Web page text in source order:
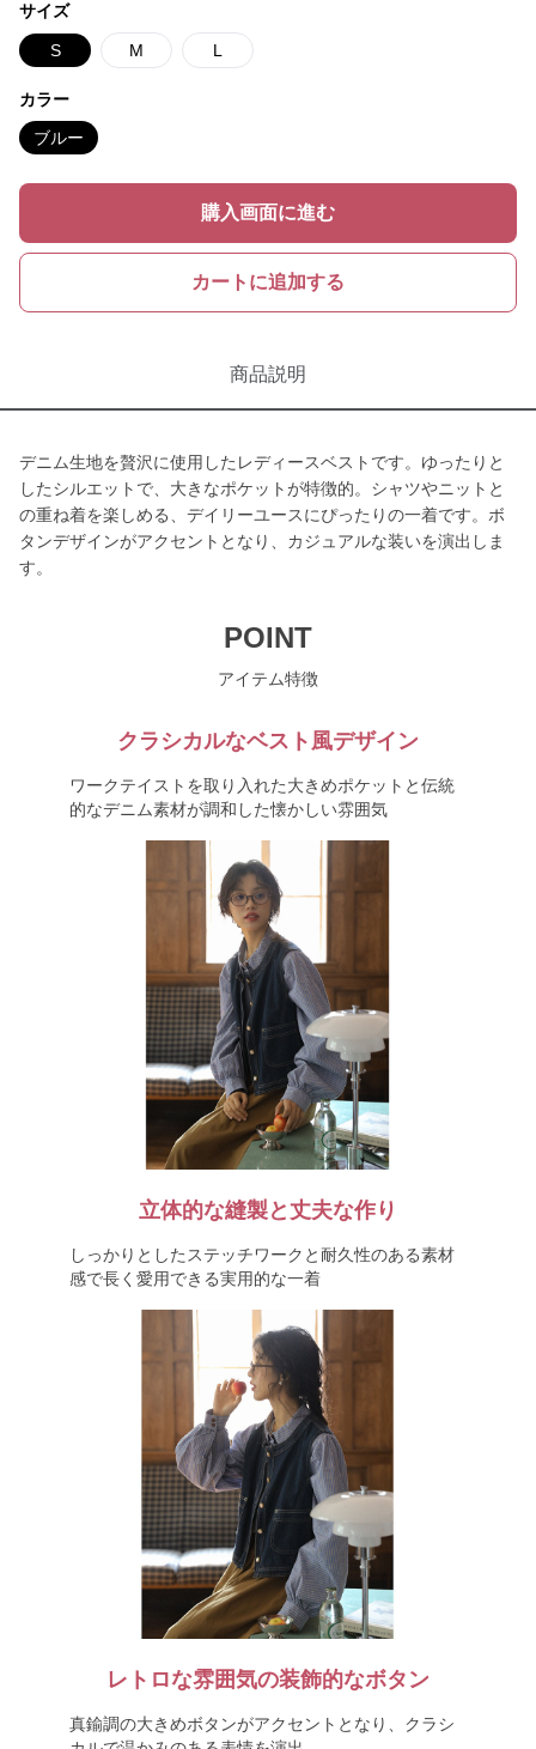
サイズ
S M L
カラー
ブルー
購入画面に進む
カートに追加する
商品説明
デニム生地を贅沢に使用したレディースベストです。ゆったりと
したシルエットで、大きなポケットが特徴的。シャツやニットと
の重ね着を楽しめる、デイリーユースにぴったりの一着です。ボ
タンデザインがアクセントとなり、カジュアルな装いを演出しま
す。
POINT
アイテム特徴
クラシカルなベスト風デザイン
ワークテイストを取り入れた大きめポケットと伝統
的なデニム素材が調和した懐かしい雰囲気
立体的な縫製と丈夫な作り
しっかりとしたステッチワークと耐久性のある素材
感で長く愛用できる実用的な一着
レトロな雰囲気の装飾的なボタン
真鍮調の大きめボタンがアクセントとなり、クラシ